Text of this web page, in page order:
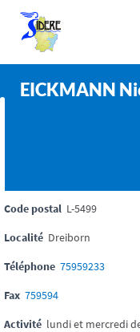
EICKMANN
Code postal L-5499
Localité Dreiborn
Téléphone 75959233
Fax 759594
Activité lundi et mercredi